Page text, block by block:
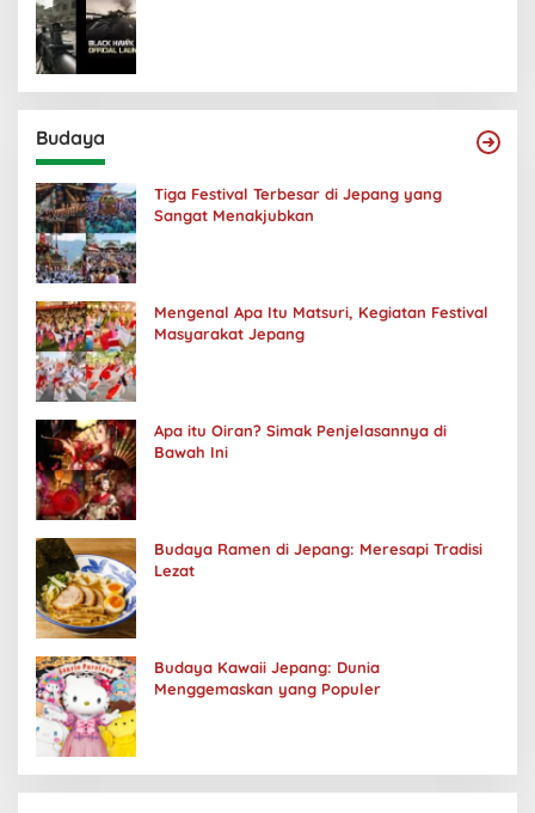
Budaya
Tiga Festival Terbesar di Jepang yang
Sangat Menakjubkan
Mengenal Apa Itu Matsuri, Kegiatan Festival
Masyarakat Jepang
Apa itu Oiran? Simak Penjelasannya di
Bawah Ini
Budaya Ramen di Jepang: Meresapi Tradisi
Lezat
Budaya Kawaii Jepang: Dunia
Menggemaskan yang Populer